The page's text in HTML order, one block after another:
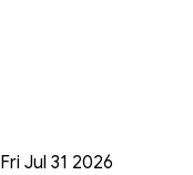
Fri Jul 31 2026